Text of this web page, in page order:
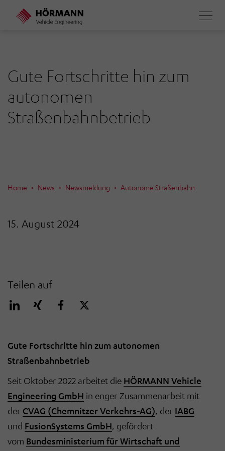
Direkt
Gute Fortschritte hin zum
autonomen
Straßenbahnbetrieb
Home News Newsmeldung Autonome Straßenbahn
15. August 2024
Teilen auf
Gute Fortschritte hin zum autonomen
Straßenbahnbetrieb
Seit Oktober 2022 arbeitet die HÖRMANN Vehicle
Engineering GmbH in enger Zusammenarbeit mit
der CVAG (Chemnitzer Verkehrs-AG), der IABG
und FusionSystems GmbH, gefördert
vom Bundesministerium für Wirtschaft und